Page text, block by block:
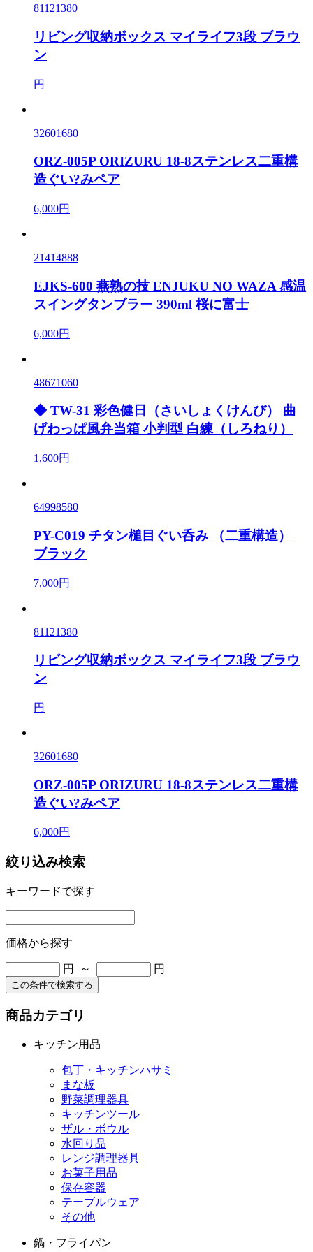
81121380
リビング収納ボックス マイライフ3段 ブラウ
ン
円
32601680
ORZ-005P ORIZURU 18-8ステンレス二重構
造ぐい?みペア
6,000円
21414888
EJKS-600 燕熟の技 ENJUKU NO WAZA 感温
スイングタンブラー 390ml 桜に富士
6,000円
48671060
◆ TW-31 彩色健日（さいしょくけんび） 曲
げわっぱ風弁当箱 小判型 白練（しろねり）
1,600円
64998580
PY-C019 チタン槌目ぐい呑み （二重構造）
ブラック
7,000円
81121380
リビング収納ボックス マイライフ3段 ブラウ
ン
円
32601680
ORZ-005P ORIZURU 18-8ステンレス二重構
造ぐい?みペア
6,000円
絞り込み検索
キーワードで探す
価格から探す
円 ～ 円
この条件で検索する
商品カテゴリ
キッチン用品
包丁・キッチンハサミ
まな板
野菜調理器具
キッチンツール
ザル・ボウル
水回り品
レンジ調理器具
お菓子用品
保存容器
テーブルウェア
その他
鍋・フライパン